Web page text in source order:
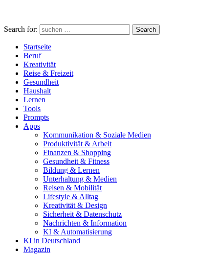
Search for: Search
Startseite
Beruf
Kreativität
Reise & Freizeit
Gesundheit
Haushalt
Lernen
Tools
Prompts
Apps
Kommunikation & Soziale Medien
Produktivität & Arbeit
Finanzen & Shopping
Gesundheit & Fitness
Bildung & Lernen
Unterhaltung & Medien
Reisen & Mobilität
Lifestyle & Alltag
Kreativität & Design
Sicherheit & Datenschutz
Nachrichten & Information
KI & Automatisierung
KI in Deutschland
Magazin